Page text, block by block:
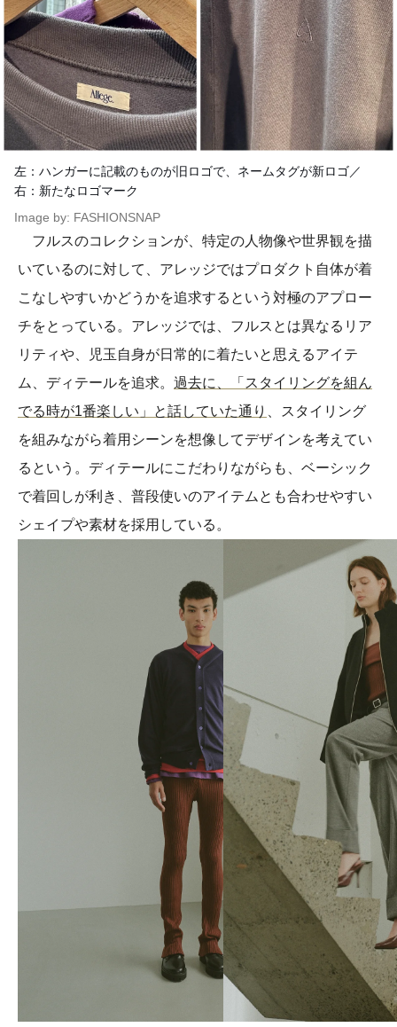
左：ハンガーに記載のものが旧ロゴで、ネームタグが新ロゴ／
右：新たなロゴマーク
Image by: FASHIONSNAP
フルスのコレクションが、特定の人物像や世界観を描
いているのに対して、アレッジではプロダクト自体が着
こなしやすいかどうかを追求するという対極のアプロー
チをとっている。アレッジでは、フルスとは異なるリア
リティや、児玉自身が日常的に着たいと思えるアイテ
ム、ディテールを追求。 過去に、「スタイリングを組ん
でる時が1番楽しい」と話していた通り
、スタイリング
を組みながら着用シーンを想像してデザインを考えてい
るという。ディテールにこだわりながらも、ベーシック
で着回しが利き、普段使いのアイテムとも合わせやすい
シェイプや素材を採用している。